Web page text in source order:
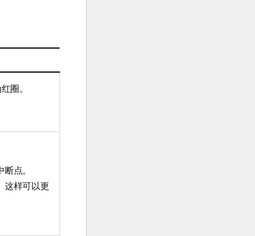
圈。
点。
这样可以更